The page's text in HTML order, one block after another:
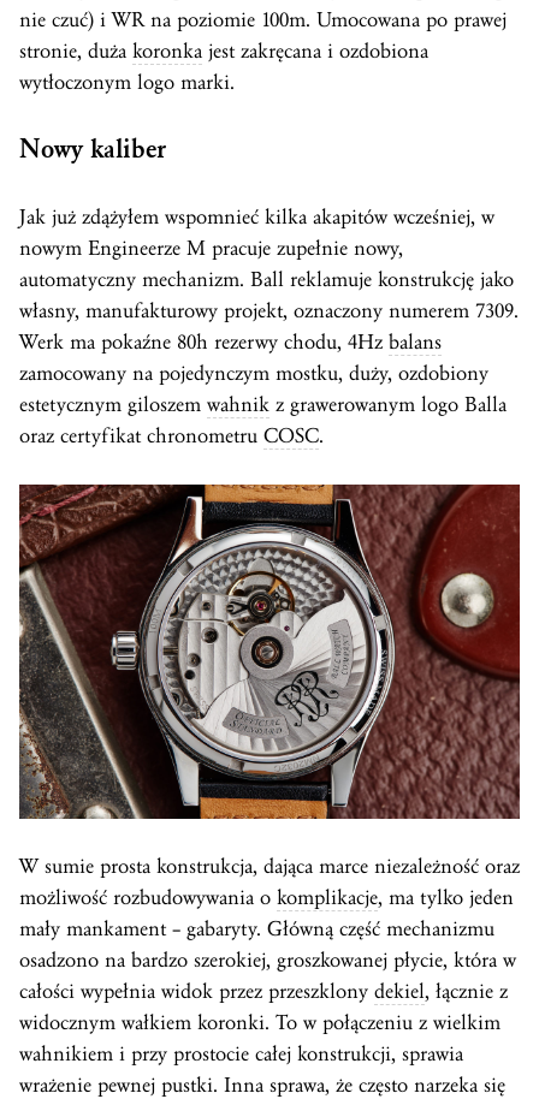
nie czuć) i WR na poziomie 100m. Umocowana po prawej
stronie, duża koronka jest zakręcana i ozdobiona
wytłoczonym logo marki.
Nowy kaliber
Jak już zdążyłem wspomnieć kilka akapitów wcześniej, w
nowym Engineerze M pracuje zupełnie nowy,
automatyczny mechanizm. Ball reklamuje konstrukcję jako
własny, manufakturowy projekt, oznaczony numerem 7309.
Werk ma pokaźne 80h rezerwy chodu, 4Hz balans
zamocowany na pojedynczym mostku, duży, ozdobiony
estetycznym giloszem wahnik z grawerowanym logo Balla
oraz certyfikat chronometru COSC.
W sumie prosta konstrukcja, dająca marce niezależność oraz
możliwość rozbudowywania o komplikacje, ma tylko jeden
mały mankament – gabaryty. Główną część mechanizmu
osadzono na bardzo szerokiej, groszkowanej płycie, która w
całości wypełnia widok przez przeszklony dekiel, łącznie z
widocznym wałkiem koronki. To w połączeniu z wielkim
wahnikiem i przy prostocie całej konstrukcji, sprawia
wrażenie pewnej pustki. Inna sprawa, że często narzeka się